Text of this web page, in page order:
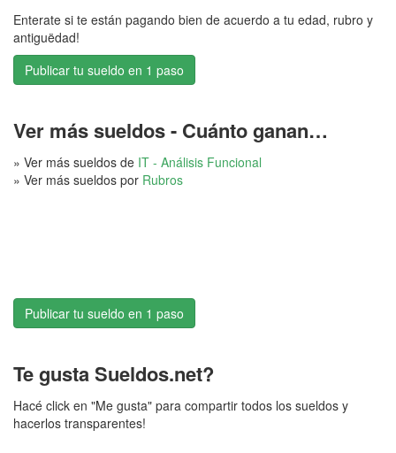
Enterate si te están pagando bien de acuerdo a tu edad, rubro y
antiguëdad!
Publicar tu sueldo en 1 paso
Ver más sueldos - Cuánto ganan…
» Ver más sueldos de IT - Análisis Funcional
» Ver más sueldos por Rubros
Publicar tu sueldo en 1 paso
Te gusta Sueldos.net?
Hacé click en "Me gusta" para compartir todos los sueldos y
hacerlos transparentes!